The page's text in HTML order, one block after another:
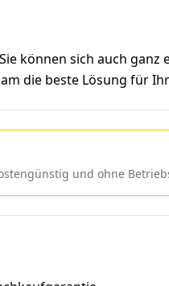
können sich auch ganz
die beste Lösung für
und ohne